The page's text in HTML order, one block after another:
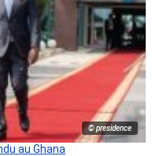
© presidence
au Ghana